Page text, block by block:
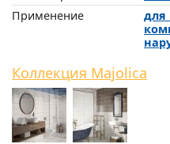
Применение
для
Коллекция Majolica